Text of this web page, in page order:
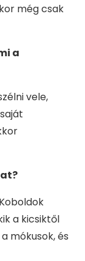
még csak
a
vele,
a kicsiktől
mókusok, és